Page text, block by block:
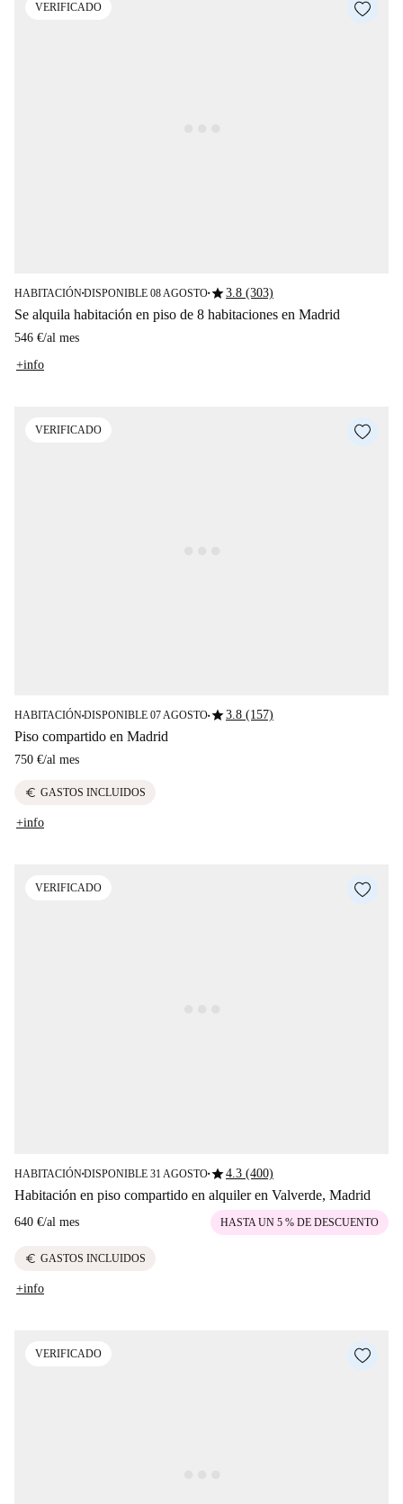
VERIFICADO
HABITACIÓN■DISPONIBLE 08 AGOSTO■star3.8 (303)
Se alquila habitación en piso de 8 habitaciones en Madrid
546 €/al mes
+info
VERIFICADO
HABITACIÓN■DISPONIBLE 07 AGOSTO■star3.8 (157)
Piso compartido en Madrid
750 €/al mes
euro GASTOS INCLUIDOS
+info
VERIFICADO
HABITACIÓN■DISPONIBLE 31 AGOSTO■star4.3 (400)
Habitación en piso compartido en alquiler en Valverde, Madrid
640 €/al mes HASTA UN 5 % DE DESCUENTO
euro GASTOS INCLUIDOS
+info
VERIFICADO